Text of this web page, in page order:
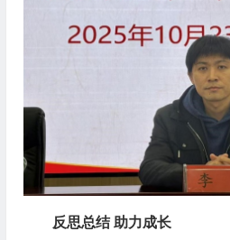
反思总结 助力成长